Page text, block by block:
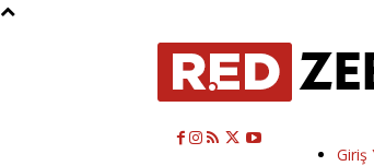
Giriş